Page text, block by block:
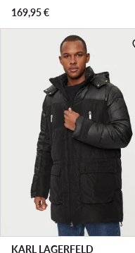
169,95€
KARL LAGERFELD